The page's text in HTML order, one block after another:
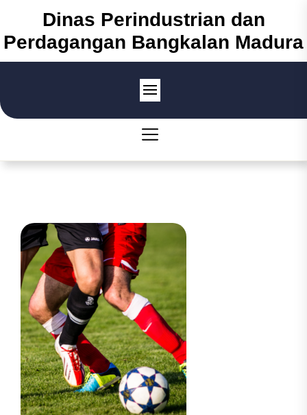
the
content
Dinas Perindustrian dan
Perdagangan Bangkalan Madura